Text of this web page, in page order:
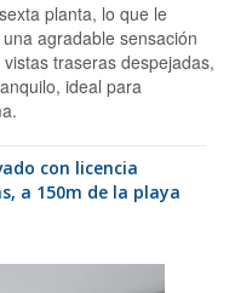
planta, lo que le
agradable sensación
traseras despejadas,
ideal para
a 150m de la playa